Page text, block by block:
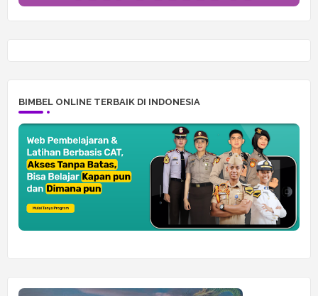
BIMBEL ONLINE TERBAIK DI INDONESIA